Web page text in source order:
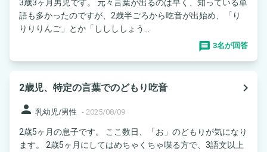
3歳3ヶ月男児です。 元々言葉が出るのは早く、知っている単
語も多かったのですが、2歳半ごろから吃音が出始め、「り
りりりんご」とか「ししししょう...
3名が回答
2歳児、特定の言葉でのどもり吃音
navigate_next
person 乳幼児/男性 - 2025/08/09
2歳5ヶ月の息子です。 ここ数日、「お」のどもりが気になり
ます。 2歳5ヶ月にしてはめちゃくちゃ喋る方で、3語文以上